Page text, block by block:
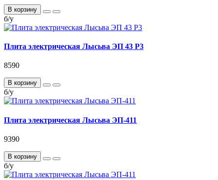
В корзину
б/у
Плита электрическая Лысьва ЭП 43 Р3
8590
В корзину
б/у
Плита электрическая Лысьва ЭП-411
9390
В корзину
б/у